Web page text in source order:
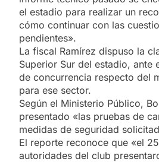
el estadio para realizar un
cómo continuar con las
pendientes».
La fiscal Ramírez dispuso la
Superior Sur del estadio, ante
de concurrencia respecto del
para ese sector.
Según el Ministerio Público,
presentado «las pruebas de
medidas de seguridad
El reporte reconoce que «el
autoridades del club